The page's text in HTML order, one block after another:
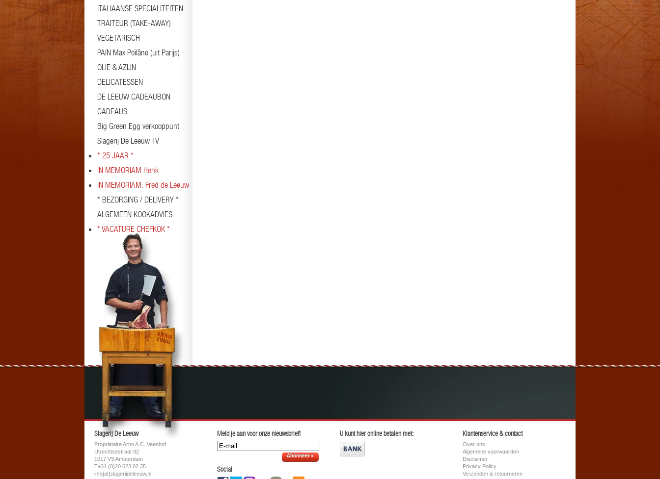
ITALIAANSE SPECIALITEITEN
TRAITEUR (TAKE-AWAY)
VEGETARISCH
PAIN Max Poilâne (uit Parijs)
OLIE & AZIJN
DELICATESSEN
DE LEEUW CADEAUBON
CADEAUS
Big Green Egg verkooppunt
Slagerij De Leeuw TV
* 25 JAAR *
IN MEMORIAM Henk
IN MEMORIAM: Fred de Leeuw
* BEZORGING / DELIVERY *
ALGEMEEN KOOKADVIES
* VACATURE CHEFKOK *
Slagerij De Leeuw
Propriétaire Arno A.C. Veenhof
Utrechtsestraat 92
1017 VS Amsterdam
T+31 (0)20 623 02 35
info[at]slagerijdeleeuw.nl
Meld je aan voor onze nieuwsbrief!
Abonneer »
Social
U kunt hier online betalen met: Klantenservice & contact
Over ons
Algemene voorwaarden
Disclaimer
Privacy Policy
Verzenden & retourneren